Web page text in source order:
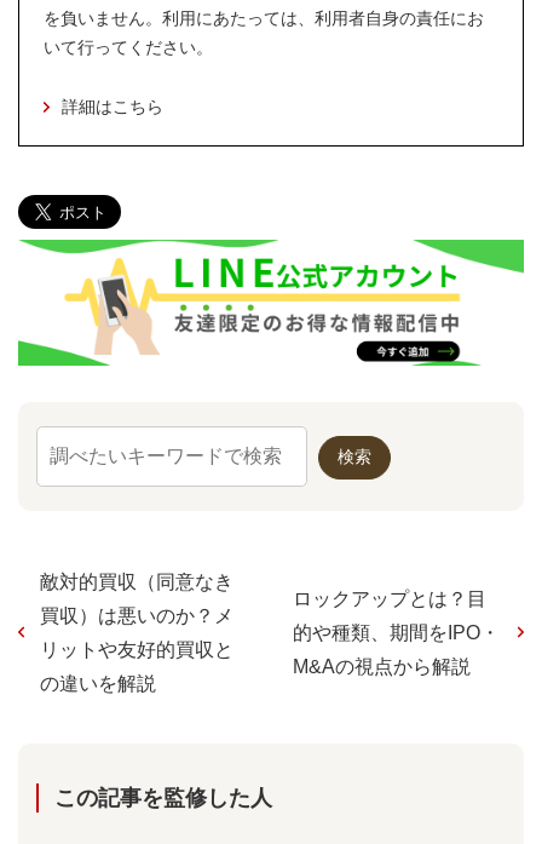
を負いません。利用にあたっては、利用者自身の責任にお
いて行ってください。
詳細はこちら
敵対的買収（同意なき
買収）は悪いのか？メ
リットや友好的買収と
の違いを解説
ロックアップとは？目
的や種類、期間をIPO・
M&Aの視点から解説
この記事を監修した⼈